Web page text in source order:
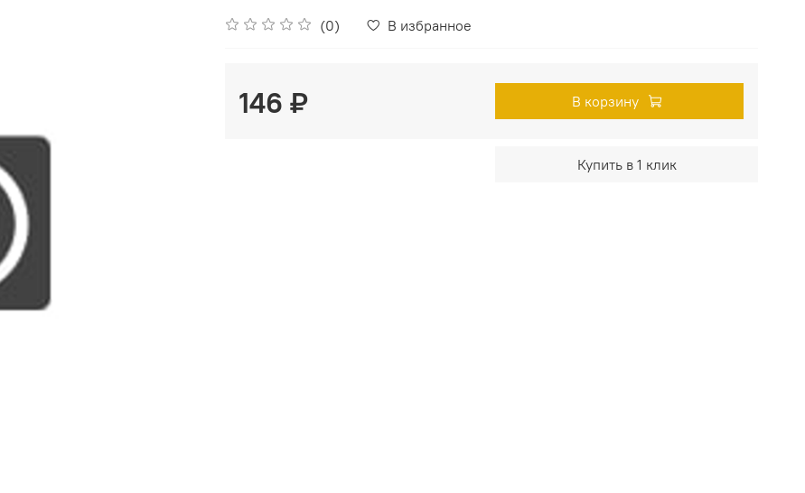
(0) В избранное
146 ₽ В корзину
Купить в 1 клик